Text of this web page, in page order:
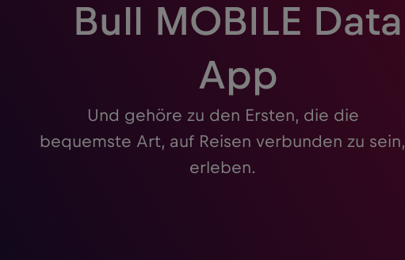
Bull MOBILE Data
App
Und gehöre zu den Ersten, die die
bequemste Art, auf Reisen verbunden zu sein,
erleben.